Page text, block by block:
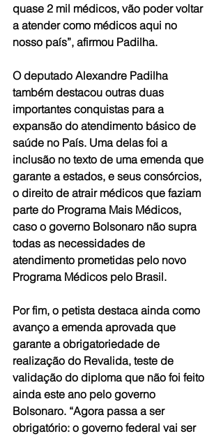
quase 2 mil médicos, vão poder voltar
a atender como médicos aqui no
nosso país”, afirmou Padilha.
O deputado Alexandre Padilha
também destacou outras duas
importantes conquistas para a
expansão do atendimento básico de
saúde no País. Uma delas foi a
inclusão no texto de uma emenda que
garante a estados, e seus consórcios,
o direito de atrair médicos que faziam
parte do Programa Mais Médicos,
caso o governo Bolsonaro não supra
todas as necessidades de
atendimento prometidas pelo novo
Programa Médicos pelo Brasil.
Por fim, o petista destaca ainda como
avanço a emenda aprovada que
garante a obrigatoriedade de
realização do Revalida, teste de
validação do diploma que não foi feito
ainda este ano pelo governo
Bolsonaro. “Agora passa a ser
obrigatório: o governo federal vai ser